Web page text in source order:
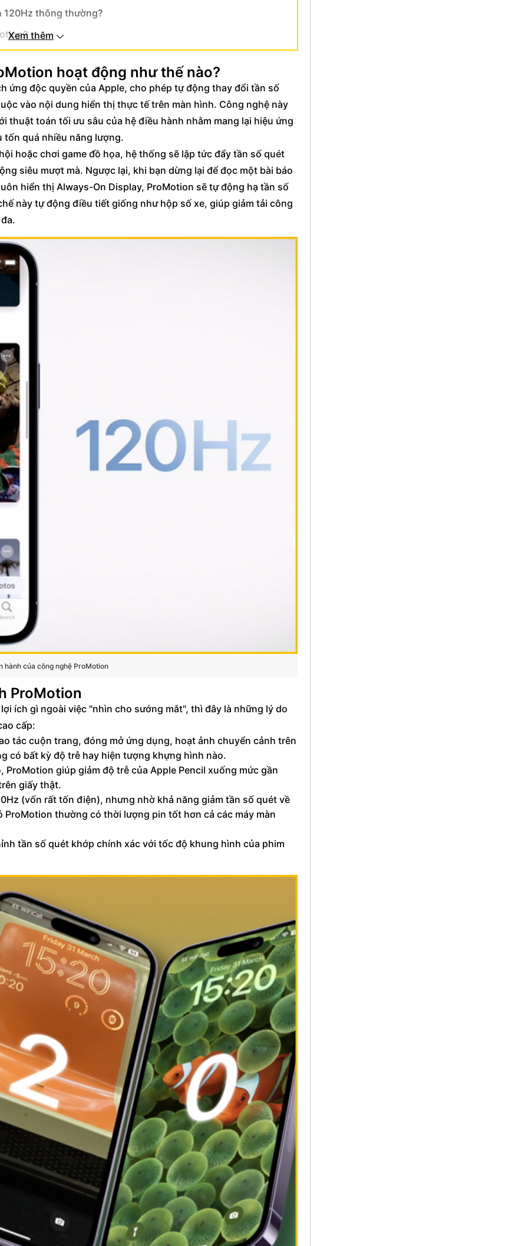
120Hz thông thường?
Xem thêm
hoạt động như thế nào?
ứng độc quyền của Apple, cho phép tự động thay đổi tần số
vào nội dung hiển thị thực tế trên màn hình. Công nghệ này
thuật toán tối ưu sâu của hệ điều hành nhằm mang lại hiệu ứng
tốn quá nhiều năng lượng.
hoặc chơi game đồ họa, hệ thống sẽ lập tức đẩy tần số quét
siêu mượt mà. Ngược lại, khi bạn dừng lại để đọc một bài báo
hiển thị Always-On Display, ProMotion sẽ tự động hạ tần số
này tự động điều tiết giống như hộp số xe, giúp giảm tải công
hành của công nghệ ProMotion
ProMotion
ích gì ngoài việc "nhìn cho sướng mắt", thì đây là những lý do
cấp:
tác cuộn trang, đóng mở ứng dụng, hoạt ảnh chuyển cảnh trên
có bất kỳ độ trễ hay hiện tượng khựng hình nào.
ProMotion giúp giảm độ trễ của Apple Pencil xuống mức gần
giấy thật.
(vốn rất tốn điện), nhưng nhờ khả năng giảm tần số quét về
thường có thời lượng pin tốt hơn cả các máy màn
tần số quét khớp chính xác với tốc độ khung hình của phim